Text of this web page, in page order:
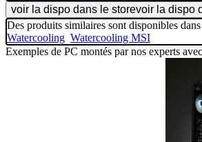
voir la dispo dans le storevoir la dispo
Des produits similaires sont disponibles dans
Watercooling Watercooling MSI
Exemples de PC montés par nos experts avec